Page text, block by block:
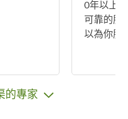
0年以上
可靠的服
以為你服
的專家